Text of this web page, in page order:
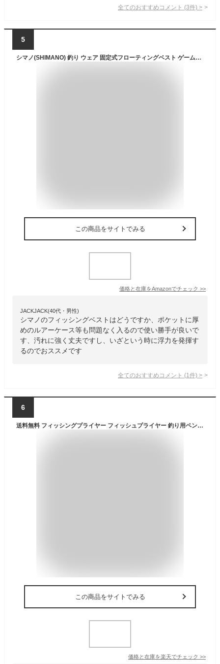
全てのおすすめコメント (3件) >
5
シマノ(SHIMANO) 釣り ウェア 固定式フローティングベスト ゲームベスト VF-024U ブラック 0
この商品をサイトでみる
価格と在庫をAmazonでチェック >>
JACKJACK(40代・男性)
シマノのフィッシングベストはどうですか、ポケットに厚
めのルアーケース等も問題なく入るので使い勝手が良いで
す、汚れに強く丈夫ですし、いざという時に浮力を発揮す
るのでおススメです
全てのおすすめコメント (1 件) >
6
送料無料 フィッシングプライヤー フィッシュプライヤー 釣り用ペンチ 魚釣り 釣り具 グッズ 釣り用品 ライン切り 針外し 便利 コンパクト フック外し ラインカッター 滑り止めハンドル かしめ作業 アウトドア
この商品をサイトでみる
価格と在庫を楽天でチェック >>